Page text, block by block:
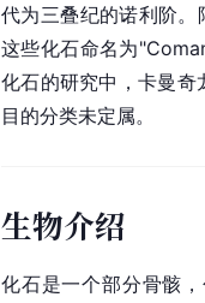
代为三叠纪的诺利阶
这些化石命名为
化石的研究中，卡曼奇
目的分类未定属。
生物介绍
化石是一个部分骨骸